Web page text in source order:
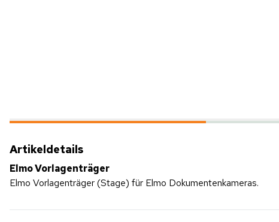
Artikeldetails
Elmo Vorlagenträger
Elmo Vorlagenträger (Stage) für Elmo Dokumentenkameras.